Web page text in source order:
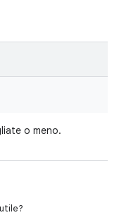
o meno.